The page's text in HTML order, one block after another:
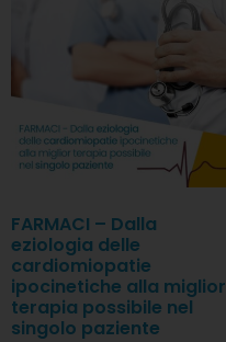
FARMACI – Dalla
eziologia delle
cardiomiopatie
ipocinetiche alla miglior
terapia possibile nel
singolo paziente